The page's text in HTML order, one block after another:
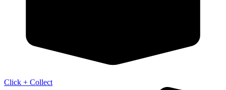
Click + Collect